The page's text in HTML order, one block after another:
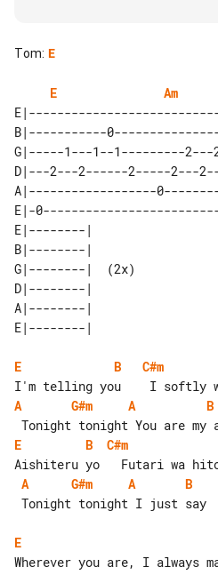
Tom: E
E
Am
B|-----------
G|-----1---1--1---------
D|---2---2------2-----2---
A|------------------
E|-
E|--------|
B|--------|
G|--------|  (2x)
D|--------|
A|--------|
E B C#m
A
G#m A
B
E
B C#m
A
G#m A
B
E